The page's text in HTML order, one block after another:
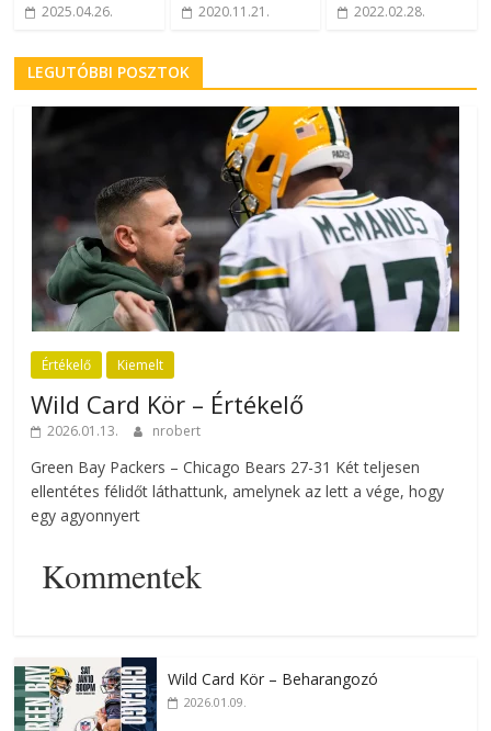
2025.04.26. 2020.11.21. 2022.02.28.
LEGUTÓBBI POSZTOK
Értékelő Kiemelt
Wild Card Kör – Értékelő
2026.01.13. nrobert
Green Bay Packers – Chicago Bears 27-31 Két teljesen
ellentétes félidőt láthattunk, amelynek az lett a vége, hogy
egy agyonnyert
Kommentek
Wild Card Kör – Beharangozó
2026.01.09.